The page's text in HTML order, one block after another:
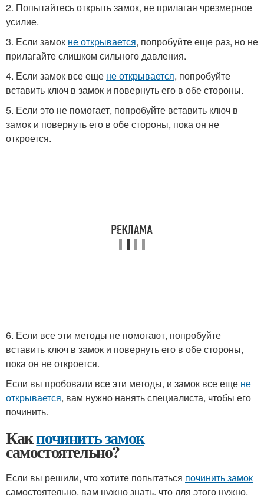
2. Попытайтесь открыть замок, не прилагая чрезмерное
усилие.
3. Если замок не открывается, попробуйте еще раз, но не
прилагайте слишком сильного давления.
4. Если замок все еще не открывается, попробуйте
вставить ключ в замок и повернуть его в обе стороны.
5. Если это не помогает, попробуйте вставить ключ в
замок и повернуть его в обе стороны, пока он не
откроется.
6. Если все эти методы не помогают, попробуйте
вставить ключ в замок и повернуть его в обе стороны,
пока он не откроется.
Если вы пробовали все эти методы, и замок все еще не
открывается, вам нужно нанять специалиста, чтобы его
починить.
Какпочинить замок
самостоятельно?
Если вы решили, что хотите попытаться починить замок
самостоятельно, вам нужно знать, что для этого нужно.